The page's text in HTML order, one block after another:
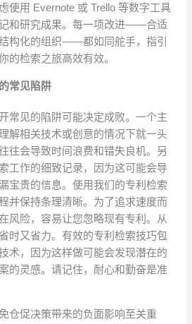
使用 Evernote 或 Trello 等数字工具
和研究成果。每一项改进——合适
构化的组织——都如同舵手，指引
的检索之旅高效有效。
常见陷阱
常见的陷阱可能决定成败。一个主
解相关技术或创意的情况下就一头
往会导致时间浪费和错失良机。另
工作的细致记录，因为这可能会导
宝贵的信息。使用我们的专利检索
并保持条理清晰。为了追求速度而
风险，容易让您忽略现有专利。从
时又省力。有效的专利检索技巧包
术，因为这样做可能会发现潜在的
的灵感。请记住，耐心和勤奋是准
仓促决策带来的负面影响至关重